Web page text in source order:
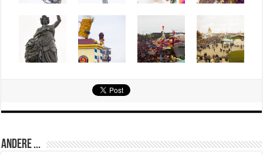
Andere ...